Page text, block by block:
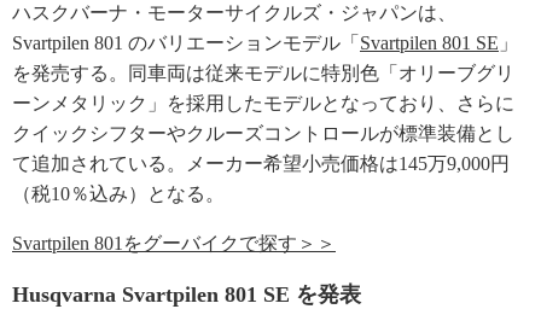
ハスクバーナ・モーターサイクルズ・ジャパンは、
Svartpilen 801 のバリエーションモデル「 Svartpilen 801 SE 」
を発売する。同車両は従来モデルに特別色「オリーブグリ
ーンメタリック」を採用したモデルとなっており、さらに
クイックシフターやクルーズコントロールが標準装備とし
て追加されている。メーカー希望小売価格は145万9,000円
（税10％込み）となる。
Svartpilen 801をグーバイクで探す＞＞
Husqvarna Svartpilen 801 SE を発表